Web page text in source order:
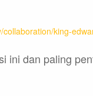
king-
ini dan paling